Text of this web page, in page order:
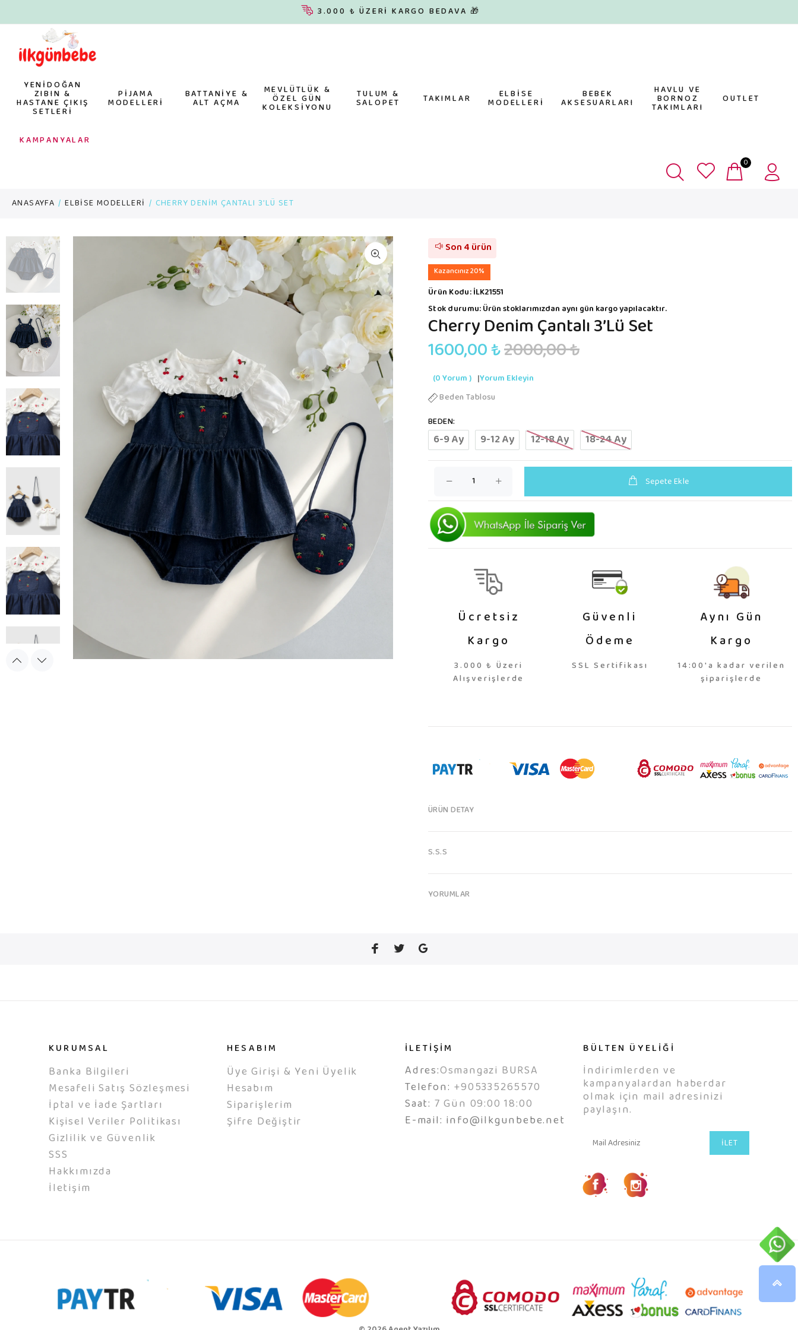
3.000 ₺ ÜZERİ KARGO BEDAVA 🎁
YENİDOĞAN
ZIBIN &
HASTANE ÇIKIŞ
SETLERİ
PİJAMA
MODELLERİ
BATTANİYE &
ALT AÇMA
MEVLÜTLÜK &
ÖZEL GÜN
KOLEKSİYONU
TULUM &
SALOPET TAKIMLAR ELBİSE
MODELLERİ
BEBEK
AKSESUARLARI
HAVLU VE
BORNOZ
TAKIMLARI
OUTLET
KAMPANYALAR
0
ANASAYFA ELBİSE MODELLERİ CHERRY DENİM ÇANTALI 3’LÜ SET
Son 4 ürün
Kazancınız 20%
Ürün Kodu:İLK21551
Stok durumu:Ürün stoklarımızdan aynı gün kargo yapılacaktır.
Cherry Denim Çantalı 3’lü Set
1600,00 ₺2000,00 ₺
(0 Yorum ) |Yorum Ekleyin
Beden Tablosu
BEDEN:
6-9 Ay 9-12 Ay 12-18 Ay 18-24 Ay
Sepete Ekle
Ücretsiz
Kargo
3.000 ₺ Üzeri
Alışverişlerde
Güvenli
Ödeme
SSL Sertifikası
Aynı Gün
Kargo
14:00'a kadar verilen
şiparişlerde
ÜRÜN DETAY
S.S.S
YORUMLAR
KURUMSAL
Banka Bilgileri
Mesafeli Satış Sözleşmesi
İptal ve İade Şartları
Kişisel Veriler Politikası
Gizlilik ve Güvenlik
SSS
Hakkımızda
İletişim
HESABIM
Üye Girişi & Yeni Üyelik
Hesabım
Siparişlerim
Şifre Değiştir
İLETİŞİM
Adres:Osmangazi BURSA
Telefon: +905335265570
Saat: 7 Gün 09:00 18:00
E-mail: info@ilkgunbebe.net
BÜLTEN ÜYELİĞİ
İndirimlerden ve
kampanyalardan haberdar
olmak için mail adresinizi
paylaşın.
İLET